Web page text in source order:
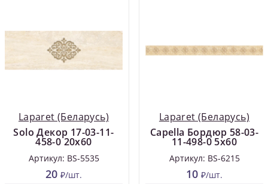
Laparet (Беларусь)
Solo Декор 17-03-11-
458-0 20х60
Артикул: BS-5535
20 ₽/шт.
Laparet (Беларусь)
Capella Бордюр 58-03-
11-498-0 5х60
Артикул: BS-6215
10 ₽/шт.